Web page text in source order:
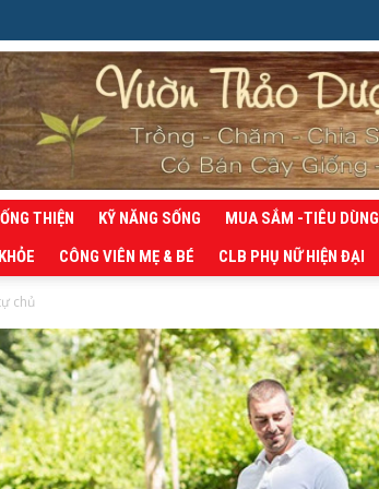
THIỆN KỸ NĂNG SỐNG MUA SẮM -TIÊU DÙNG
CÔNG VIÊN MẸ & BÉ CLB PHỤ NỮ HIỆN ĐẠI
chủ